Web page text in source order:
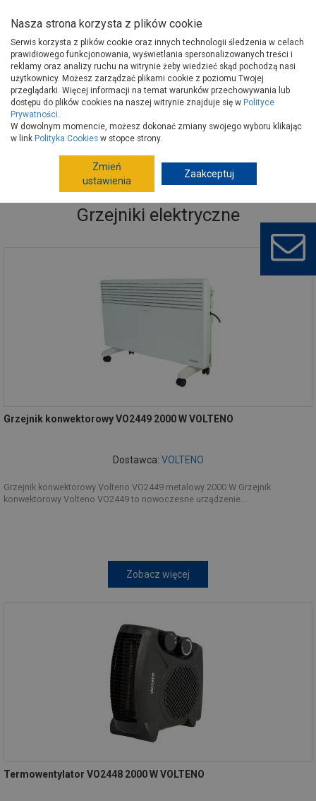
Strona główna Instalacje
Ogrzewanie pomieszczeń
Grzejniki elektryczne
Grzejniki elektryczne
Grzejnik konwektorowy VO2449 2000 W VOLTENO
Dostawca: VOLTENO
Grzejnik konwektorowy Volteno VO2449 metalowy 2000 W Grzejnik
konwektorowy Volteno VO2449 to nowoczesne urządzenie...
Zobacz więcej
Termowentylator VO2448 2000 W VOLTENO
Nasza strona korzysta z plików cookie
Serwis korzysta z plików cookie oraz innych technologii śledzenia w celach
prawidłowego funkcjonowania, wyświetlania spersonalizowanych treści i
reklamy oraz analizy ruchu na witrynie żeby wiedzieć skąd pochodzą nasi
użytkownicy. Możesz zarządzać plikami cookie z poziomu Twojej
przeglądarki. Więcej informacji na temat warunków przechowywania lub
dostępu do plików cookies na naszej witrynie znajduje się w Polityce
Prywatności.
W dowolnym momencie, możesz dokonać zmiany swojego wyboru klikając
w link Polityka Cookies w stopce strony.
Zmień
ustawienia
Zaakceptuj